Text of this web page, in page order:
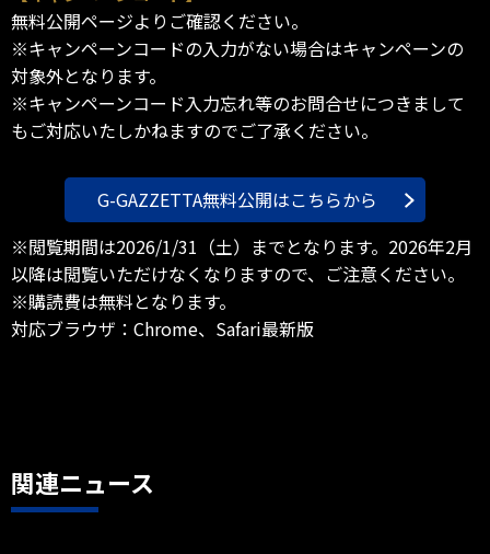
無料公開ページよりご確認ください。
※キャンペーンコードの入力がない場合はキャンペーンの
対象外となります。
※キャンペーンコード入力忘れ等のお問合せにつきまして
もご対応いたしかねますのでご了承ください。
G-GAZZETTA無料公開はこちらから
※閲覧期間は2026/1/31（土）までとなります。2026年2月
以降は閲覧いただけなくなりますので、ご注意ください。
※購読費は無料となります。
対応ブラウザ：Chrome、Safari最新版
関連ニュース